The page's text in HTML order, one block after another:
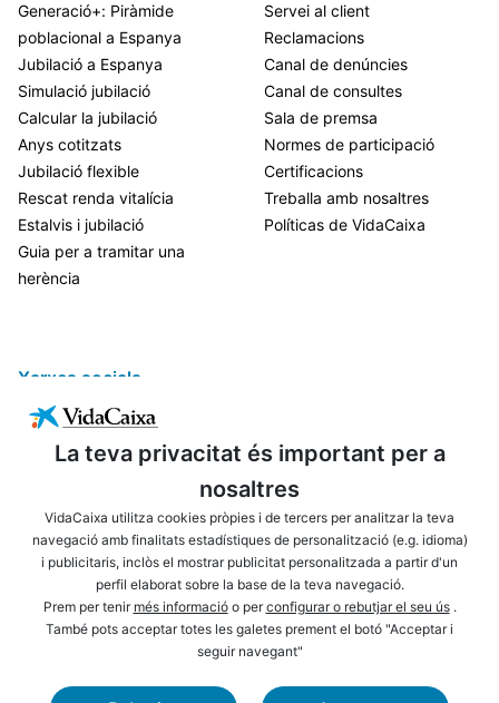
La teva privacitat és important per a
nosaltres
VidaCaixa utilitza cookies pròpies i de tercers per analitzar la teva
navegació amb finalitats estadístiques de personalització (e.g. idioma)
i publicitaris, inclòs el mostrar publicitat personalitzada a partir d'un
perfil elaborat sobre la base de la teva navegació.
Prem per tenir més informacióo perconfigurar o rebutjar el seu ús.
També pots acceptar totes les galetes prement el botó "Acceptar i
seguir navegant"
Generació+: Piràmide
poblacional a Espanya
Jubilació a Espanya
Simulació jubilació
Calcular la jubilació
Anys cotitzats
Jubilació flexible
Rescat renda vitalícia
Estalvis i jubilació
Guia per a tramitar una
herència
Servei al client
Reclamacions
Canal de denúncies
Canal de consultes
Sala de premsa
Normes de participació
Certificacions
Treballa amb nosaltres
Políticas de VidaCaixa
Xarxes socials
ENLLAÇOS D'INTERÈS AVÍS LEGAL
PRIVACITAT POLÍTICA DE COOKIES
ACCESSIBILITAT